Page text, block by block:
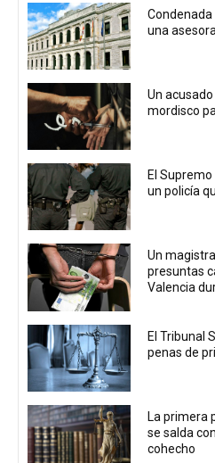
Condenada
una asesora
Un
mordisco
El
un policía
Un
presuntas
Valencia
El Tribunal
penas de
La primera
se salda
cohecho